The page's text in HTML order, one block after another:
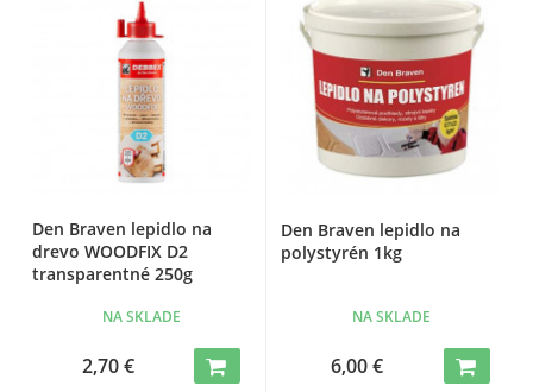
Den Braven lepidlo na
drevo WOODFIX D2
transparentné 250g
NA SKLADE
2,70 €
Den Braven lepidlo na
polystyrén 1kg
NA SKLADE
6,00 €